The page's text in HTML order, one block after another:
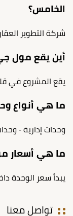
الخامس؟
شركة التطوير
أين يقع مول جي 7 التجمع
يقع المشروع في
ما هي أنواع وحدات
وحدات إدارية -
ما هي أسعار مول جي 7
يبدأ سعر الوحدة داخل
تواصل معنا